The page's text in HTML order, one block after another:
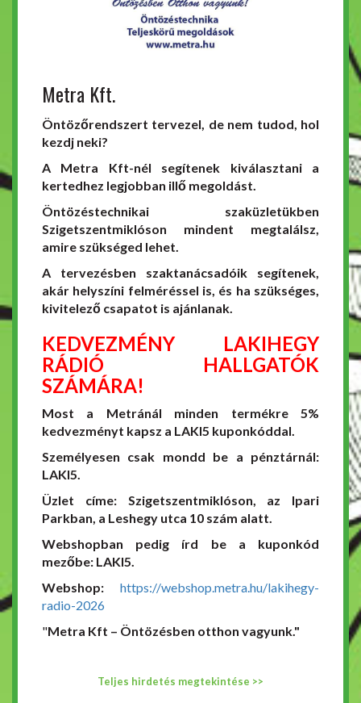
Metra Kft.
Öntözőrendszert tervezel, de nem tudod, hol
kezdj neki?
A Metra Kft-nél segítenek kiválasztani a
kertedhez legjobban illő megoldást.
Öntözéstechnikai szaküzletükben
Szigetszentmiklóson mindent megtalálsz,
amire szükséged lehet.
A tervezésben szaktanácsadóik segítenek,
akár helyszíni felméréssel is, és ha szükséges,
kivitelező csapatot is ajánlanak.
KEDVEZMÉNY LAKIHEGY
RÁDIÓ HALLGATÓK
SZÁMÁRA!
Most a Metránál minden termékre 5%
kedvezményt kapsz a LAKI5 kuponkóddal.
Személyesen csak mondd be a pénztárnál:
LAKI5.
Üzlet címe: Szigetszentmiklóson, az Ipari
Parkban, a Leshegy utca 10 szám alatt.
Webshopban pedig írd be a kuponkód
mezőbe: LAKI5.
Webshop: https://webshop.metra.hu/lakihegy-
radio-2026
"Metra Kft – Öntözésben otthon vagyunk."
Teljes hirdetés megtekintése >>